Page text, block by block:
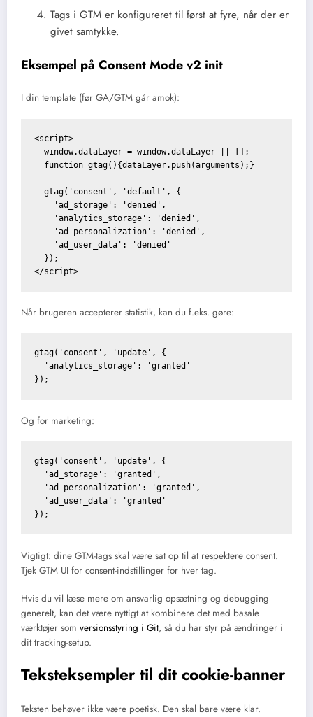
Tags i GTM er konfigureret til først at fyre, når der er
givet samtykke.
Eksempel på Consent Mode v2 init
I din template (før GA/GTM går amok):
<script>
  window.dataLayer = window.dataLayer || [];
  function gtag(){dataLayer.push(arguments);}
  gtag('consent', 'default', {
    'ad_storage': 'denied',
    'analytics_storage': 'denied',
    'ad_personalization': 'denied',
    'ad_user_data': 'denied'
  });
Når brugeren accepterer statistik, kan du f.eks. gøre:
gtag('consent', 'update', {
  'analytics_storage': 'granted'
Og for marketing:
gtag('consent', 'update', {
  'ad_storage': 'granted',
  'ad_personalization': 'granted',
  'ad_user_data': 'granted'
Vigtigt: dine GTM-tags skal være sat op til at respektere consent.
Tjek GTM UI for consent-indstillinger for hver tag.
Hvis du vil læse mere om ansvarlig opsætning og debugging
generelt, kan det være nyttigt at kombinere det med basale
værktøjer som versionsstyring i Git, så du har styr på ændringer i
dit tracking-setup.
Teksteksempler til dit cookie-banner
Teksten behøver ikke være poetisk. Den skal bare være klar.